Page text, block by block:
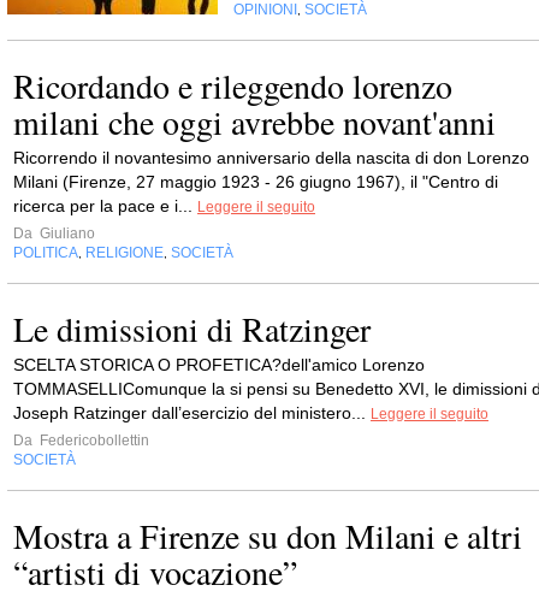
OPINIONI
SOCIETÀ
Ricordando e rileggendo lorenzo
milani che oggi avrebbe novant'anni
Ricorrendo il novantesimo anniversario della nascita di don Lorenzo
Milani (Firenze, 27 maggio 1923 - 26 giugno 1967), il "Centro di
ricerca per la pace e i...
Leggere il seguito
Da Giuliano
POLITICA RELIGIONE SOCIETÀ
Le dimissioni di Ratzinger
SCELTA STORICA O PROFETICA?dell'amico Lorenzo
TOMMASELLIComunque la si pensi su Benedetto XVI, le dimissioni
Joseph Ratzinger dall’esercizio del ministero...
Leggere il seguito
Da Federicobollettin
SOCIETÀ
Mostra a Firenze su don Milani e altri
“artisti di vocazione”